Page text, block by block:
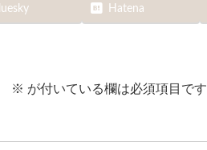
Hatena
※ が付いている欄は必須項目です